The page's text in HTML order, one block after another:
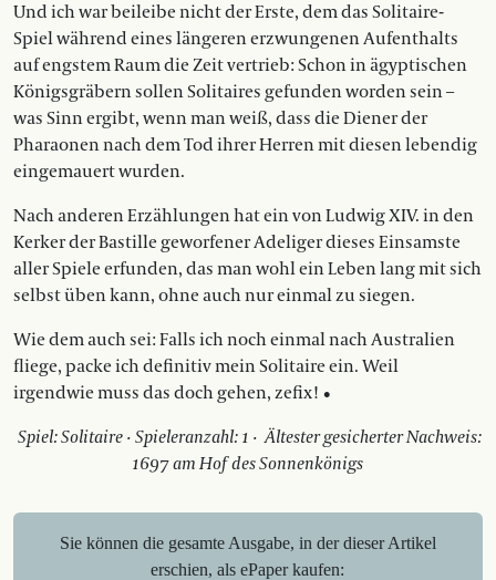
Und ich war beileibe nicht der Erste, dem das Solitaire-
Spiel während eines längeren erzwungenen Aufenthalts
auf engstem Raum die Zeit vertrieb: Schon in ägyptischen
Königsgräbern sollen Solitaires gefunden worden sein –
was Sinn ergibt, wenn man weiß, dass die Diener der
Pharaonen nach dem Tod ihrer Herren mit diesen lebendig
eingemauert wurden.
Nach anderen Erzählungen hat ein von Ludwig XIV. in den
Kerker der Bastille geworfener Adeliger dieses Einsamste
aller Spiele erfunden, das man wohl ein Leben lang mit sich
selbst üben kann, ohne auch nur einmal zu siegen.
Wie dem auch sei: Falls ich noch einmal nach Australien
fliege, packe ich definitiv mein Solitaire ein. Weil
irgendwie muss das doch gehen, zefix! •
Spiel: Solitaire · Spieleranzahl: 1 · Ältester gesicherter Nachweis:
1697 am Hof des Sonnenkönigs
Sie können die gesamte Ausgabe, in der dieser Artikel
erschien, als ePaper kaufen: